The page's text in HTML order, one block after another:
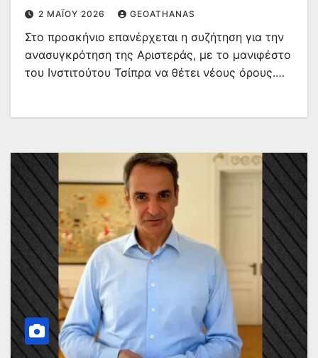
2 ΜΑΪ́ΟΥ 2026 GEOATHANAS
Στο προσκήνιο επανέρχεται η συζήτηση για την
ανασυγκρότηση της Αριστεράς, με το μανιφέστο
του Ινστιτούτου Τσίπρα να θέτει νέους όρους.…